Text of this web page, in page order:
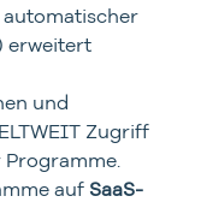
erweitert
und
Zugriff
auf SaaS-